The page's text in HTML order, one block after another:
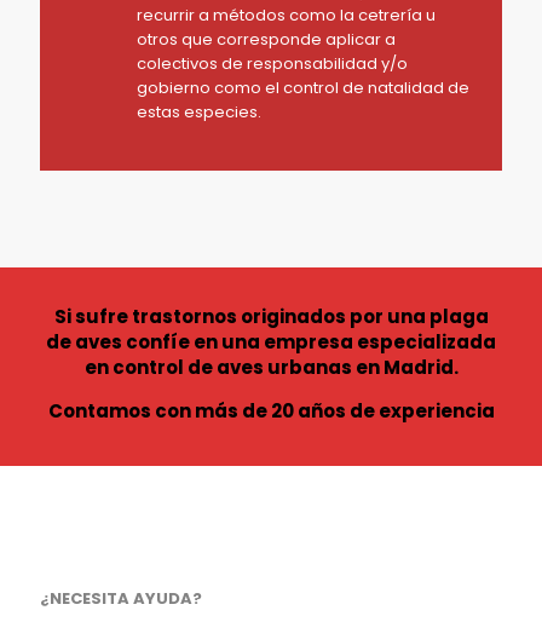
recurrir a métodos como la cetrería u
otros que corresponde aplicar a
colectivos de responsabilidad y/o
gobierno como el control de natalidad de
estas especies.
Si sufre trastornos originados por una plaga
de aves confíe en una empresa especializada
en control de aves urbanas en Madrid.
Contamos con más de 20 años de experiencia
¿NECESITA AYUDA?